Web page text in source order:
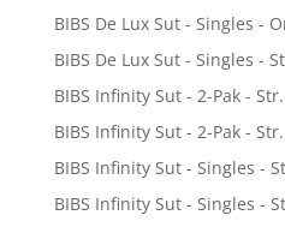
BIBS De Lux Sut - Singles -
BIBS De Lux Sut - Singles -
BIBS Infinity Sut - 2-Pak - Str.
BIBS Infinity Sut - 2-Pak -
BIBS Infinity Sut - Singles -
BIBS Infinity Sut - Singles -